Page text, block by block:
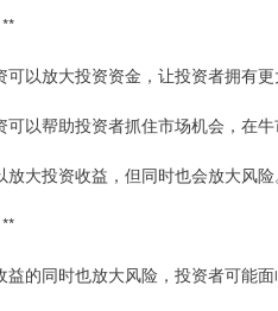
以放大投资资金，让投资者拥有更
以帮助投资者抓住市场机会，在牛
大投资收益，但同时也会放大风险
的同时也放大风险，投资者可能面